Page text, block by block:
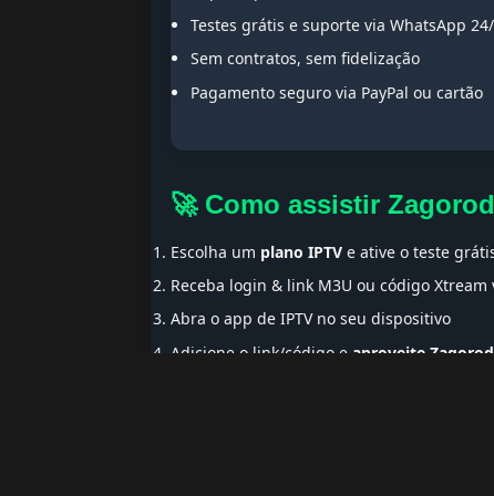
Testes grátis e suporte via WhatsApp
Sem contratos, sem fidelização
Pagamento seguro via PayPal ou cartão
🚀 Como assistir
Escolha um plano IPTV e ative o teste
Receba login & link M3U ou código Xtream
Abra o app de IPTV no seu dispositivo
Adicione o link/código e aproveite